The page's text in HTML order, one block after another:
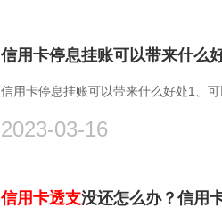
信用卡停息挂账可以带来什么
信用卡停息挂账可以带来什么好处1、
2023-03-16
信用卡透支没还怎么办？信用